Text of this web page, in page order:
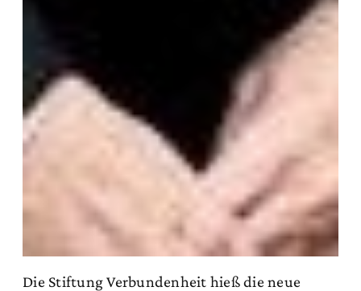
Die Stiftung Verbundenheit hieß die neue